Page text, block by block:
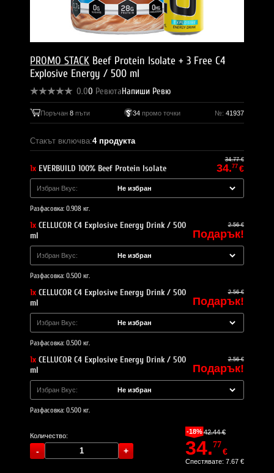
PROMO STACK Beef Protein Isolate + 3 Free C4
Explosive Energy / 500 ml
0.00 РевютаНапиши Ревю
Поръчан8 пъти 34промо точки №: 41937
Стакът включва:4 продукта
1x EVERBUILD 100% Beef Protein Isolate
34.77 €
34.77 €
Избран Вкус:
Разфасовка: 0.908 кг.
1x CELLUCOR C4 Explosive Energy Drink / 500
ml
2.56 €
Подарък!
Избран Вкус:
Разфасовка: 0.500 кг.
1x CELLUCOR C4 Explosive Energy Drink / 500
ml
2.56 €
Подарък!
Избран Вкус:
Разфасовка: 0.500 кг.
1x CELLUCOR C4 Explosive Energy Drink / 500
ml
2.56 €
Подарък!
Избран Вкус:
Разфасовка: 0.500 кг.
Количество:
-18%42.44 €
34.77
€
Спестявате: 7.67 €